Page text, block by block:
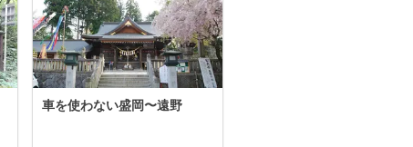
車を使わない盛岡〜遠野